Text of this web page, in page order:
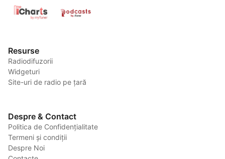
Resurse
Radiodifuzorii
Widgeturi
Site-uri de radio pe țară
Despre & Contact
Politica de Confidențialitate
Termeni și condiții
Despre Noi